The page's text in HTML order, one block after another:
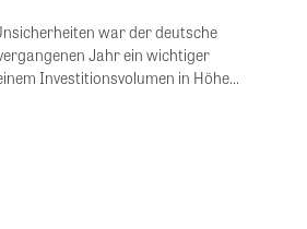
war der deutsche
Jahr ein wichtiger
Investitionsvolumen in Höhe...